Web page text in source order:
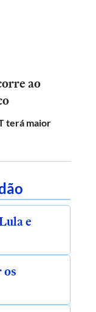
ao
terá maior
e
os